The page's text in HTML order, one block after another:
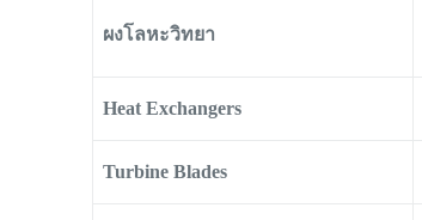
ผงโลหะวิทยา
Heat Exchangers
Turbine Blades